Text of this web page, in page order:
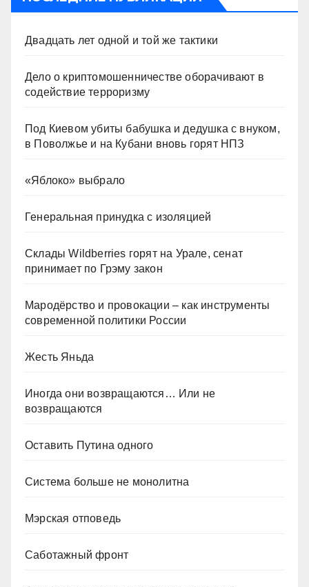
Двадцать лет одной и той же тактики
Дело о криптомошенничестве оборачивают в
содействие терроризму
Под Киевом убиты бабушка и дедушка с внуком,
в Поволжье и на Кубани вновь горят НПЗ
«Яблоко» выбрало
Генеральная принудка с изоляцией
Склады Wildberries горят на Урале, сенат
принимает по Грэму закон
Мародёрство и провокации – как инструменты
современной политики России
Жесть Яньда
Иногда они возвращаются… Или не
возвращаются
Оставить Путина одного
Система больше не монолитна
Мэрская отповедь
Саботажный фронт